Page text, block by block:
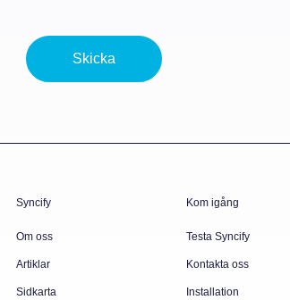
Skicka
Syncify
Om oss
Artiklar
Sidkarta
Kom igång
Testa Syncify
Kontakta oss
Installation